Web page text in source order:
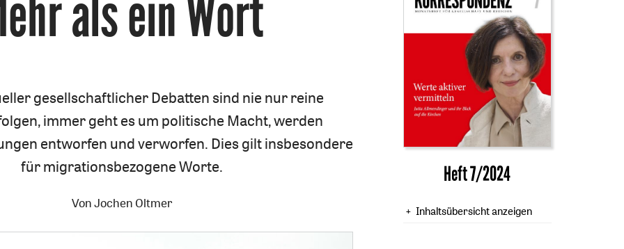
:
als ein Wort
gesellschaftlicher Debatten sind nie nur reine
immer geht es um politische Macht, werden
entworfen und verworfen. Dies gilt insbesondere
für migrationsbezogene Worte.
VonJochen Oltmer
Heft 7/2024
Inhaltsübersicht anzeigen